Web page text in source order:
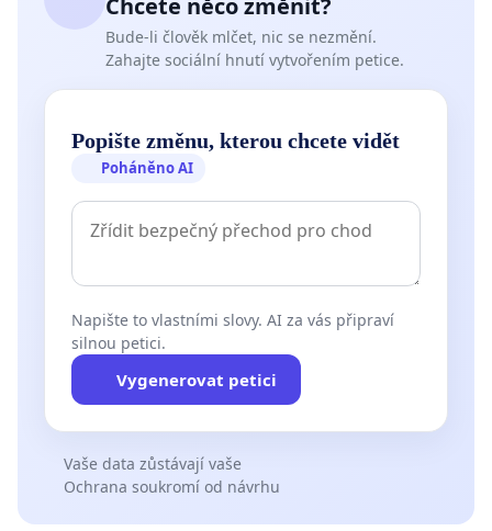
Chcete něco změnit?
Bude-li člověk mlčet, nic se nezmění.
Zahajte sociální hnutí vytvořením petice.
Popište změnu, kterou chcete vidět
Poháněno AI
Napište to vlastními slovy. AI za vás připraví
silnou petici.
Vygenerovat petici
Vaše data zůstávají vaše
Ochrana soukromí od návrhu